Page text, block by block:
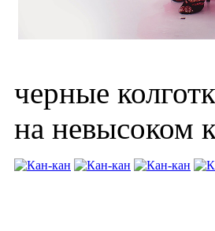
черные
на невысоком